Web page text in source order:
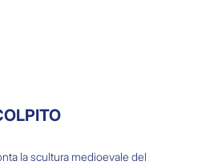
la scultura medioevale del